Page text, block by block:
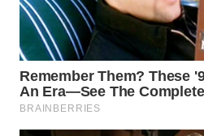
LESUNG
WN
WN
SIMALUNGUN